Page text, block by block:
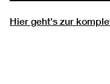
Hier geht's zur